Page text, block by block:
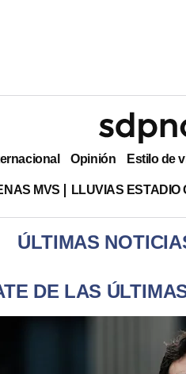
Opinión Estilo de
MVS LLUVIAS ESTADIO
ÚLTIMAS
DE LAS